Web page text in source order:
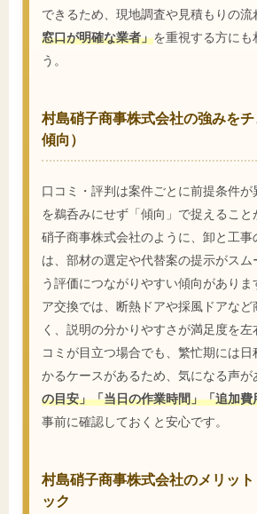
できるため、現地調査や見積もりの流
窓口が明確な業者」を重視する方にも
う。
村島硝子商事株式会社の強みをチ
傾向）
口コミ・評判は案件ごとに前提条件が
を鵜呑みにせず「傾向」で捉えること
硝子商事株式会社のように、卸と工事
は、部材の選定や代替案の提示がス
う評価につながりやすい傾向がありま
ア交換では、断熱ドアや採風ドアなど
く、説明の分かりやすさが満足度を左
コミが目立つ場合でも、繁忙期には
かるケースがあるため、気になる声が
の目安」「当日の作業時間」「追加費
事前に確認しておくと安心です。
村島硝子商事株式会社のメリッ
ック